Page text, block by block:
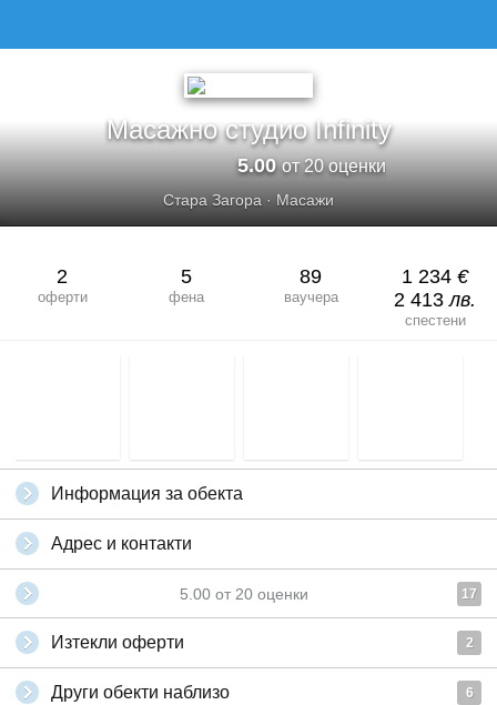
Масажно студио Infinity
5.00от 20 оценки
Стара Загора · Масажи
2
оферти
5
фена
89
ваучера
1 234 €
2 413лв.
спестени
Информация за обекта
Адрес и контакти
5.00 от 20 оценки 17
Изтекли оферти 2
Други обекти наблизо 6